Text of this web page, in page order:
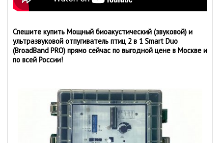
Спешите купить Мощный биоакустический (звуковой) и
ультразвуковой отпугиватель птиц 2 в 1 Smart Duo
(BroadBand PRO) прямо сейчас по выгодной цене в Москве и
по всей России!